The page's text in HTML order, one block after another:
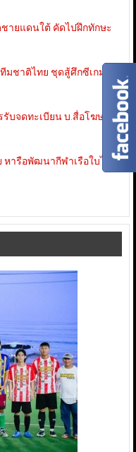
ายแดนใต้ คัดไปฝึกทักษะ
ชาติไทย ชุดสู้ศึกซีเกมส์
รรับจดทะเบียน บ.สื่อโฆษณา
หารือพัฒนากีฬาเรือใบไทย-